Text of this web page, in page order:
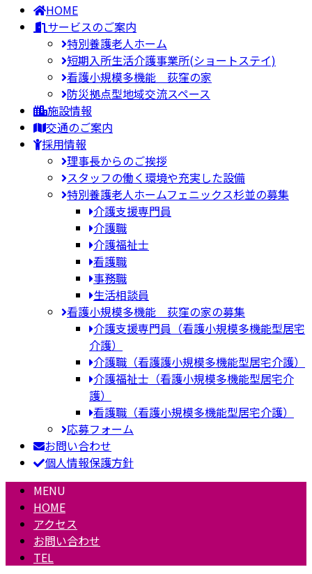
HOME
サービスのご案内
特別養護老人ホーム
短期入所生活介護事業所(ショートステイ)
看護小規模多機能 荻窪の家
防災拠点型地域交流スペース
施設情報
交通のご案内
採用情報
理事長からのご挨拶
スタッフの働く環境や充実した設備
特別養護老人ホームフェニックス杉並の募集
介護支援専門員
介護職
介護福祉士
看護職
事務職
生活相談員
看護小規模多機能 荻窪の家の募集
介護支援専門員（看護小規模多機能型居宅
介護）
介護職（看護護小規模多機能型居宅介護）
介護福祉士（看護小規模多機能型居宅介
護）
看護職（看護小規模多機能型居宅介護）
応募フォーム
お問い合わせ
個人情報保護方針
MENU
HOME
アクセス
お問い合わせ
TEL